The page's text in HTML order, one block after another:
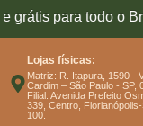
para todo o
Lojas físicas:
Matriz: R. Itapura, 1590 -
Cardim – São Paulo - SP,
Filial: Avenida Prefeito
339, Centro,
100.